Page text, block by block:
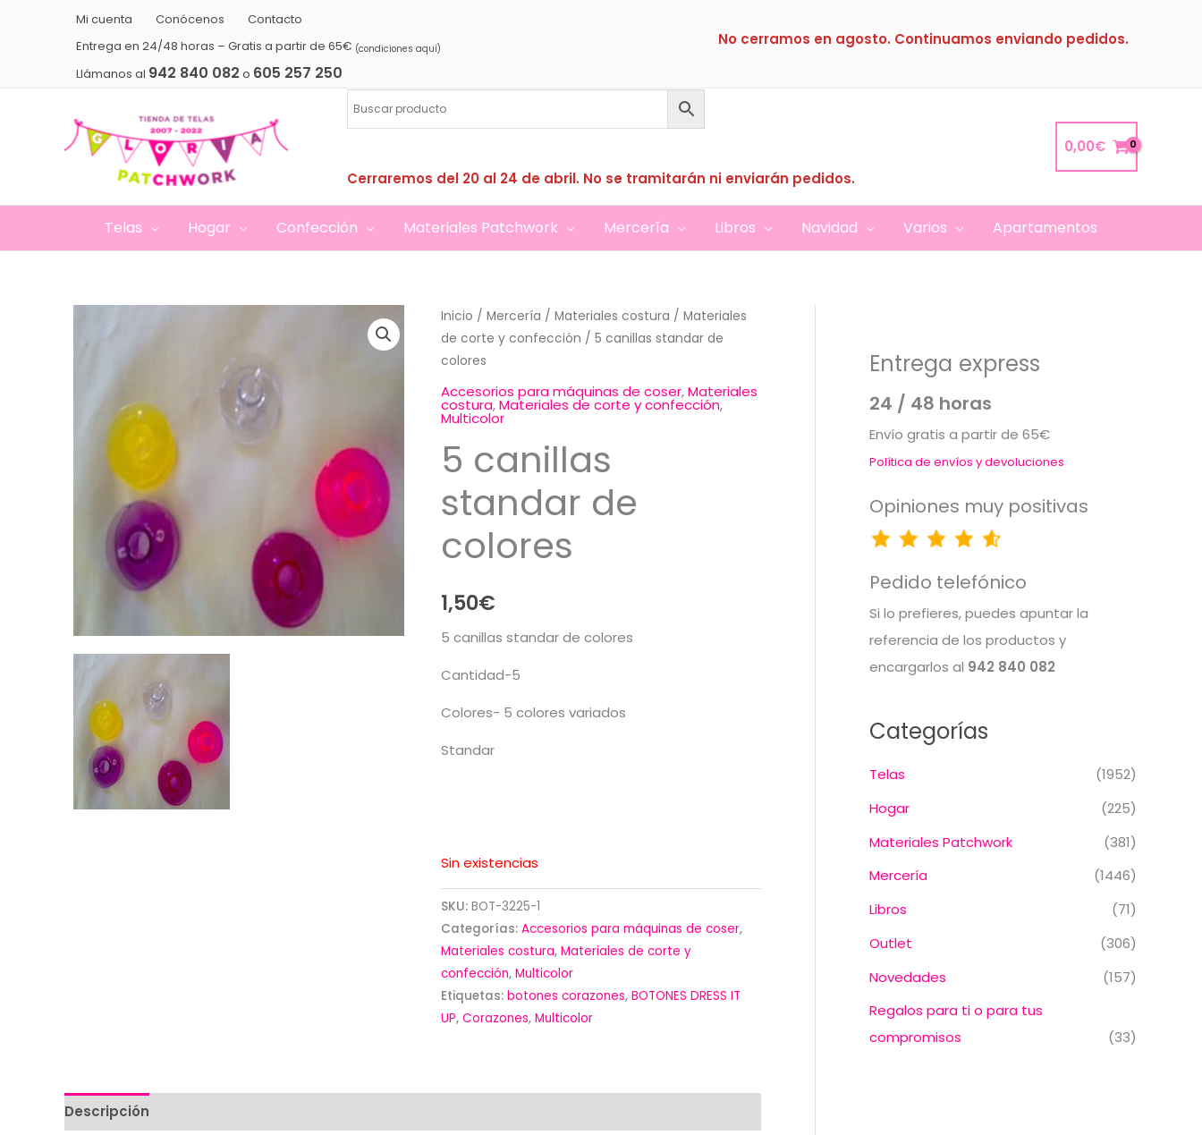
Mi cuenta Conócenos
Contacto
Entrega en 24/48 horas – Gratis a partir de 65€ (condiciones aquí)
Llámanos al 942 840 082 o 605 257 250
No cerramos en agosto. Continuamos enviando pedidos.
Cerraremos del 20 al 24 de abril. No se tramitarán ni enviarán pedidos.
0,00€
Telas Hogar Confección Materiales Patchwork Mercería Libros Navidad Varios Apartamentos
Inicio / Mercería / Materiales costura / Materiales
de corte y confección / 5 canillas standar de
colores
Accesorios para máquinas de coser,Materiales
costura,Materiales de corte y confección,
Multicolor
5 canillas
standar de
colores
1,50€
5 canillas standar de colores
Cantidad-5
Colores- 5 colores variados
Standar
Sin existencias
SKU: BOT-3225-1
Categorías: Accesorios para máquinas de coser,
Materiales costura, Materiales de corte y
confección, Multicolor
Etiquetas: botones corazones, BOTONES DRESS IT
UP, Corazones, Multicolor
Descripción
Entrega express
24 / 48 horas
Envío gratis a partir de 65€
Política de envíos y devoluciones
Opiniones muy positivas
Pedido telefónico
Si lo prefieres, puedes apuntar la
referencia de los productos y
encargarlos al 942 840 082
Categorías
Telas
(1952)
Hogar
(225)
Materiales Patchwork
(381)
Mercería
(1446)
Libros
(71)
Outlet
(306)
Novedades
(157)
Regalos para ti o para tus
compromisos
(33)